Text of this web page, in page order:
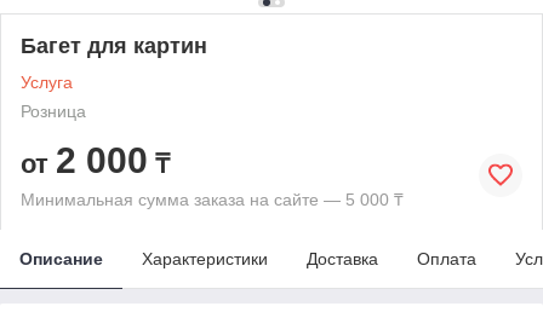
Багет для картин
Услуга
Розница
от 2 000 ₸
Минимальная сумма заказа на сайте — 5 000 ₸
Описание Характеристики Доставка Оплата